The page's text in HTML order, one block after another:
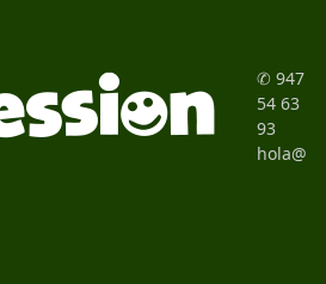
✆ 947
54 63
93
hola@